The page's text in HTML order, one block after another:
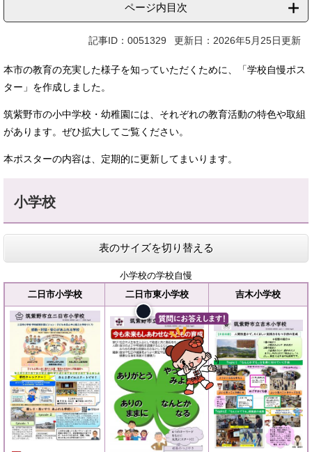
ページ内目次
記事ID：0051329 更新日：2026年5月25日更新
本市の教育の充実した様子を知っていただくために、「学校自慢ポス
ター」を作成しました。
筑紫野市の小中学校・幼稚園には、それぞれの教育活動の特色や取組
があります。ぜひ拡大してご覧ください。
本ポスターの内容は、定期的に更新してまいります。
小学校
表のサイズを切り替える
小学校の学校自慢
二日市小学校
二日市東小学校 吉木小学校